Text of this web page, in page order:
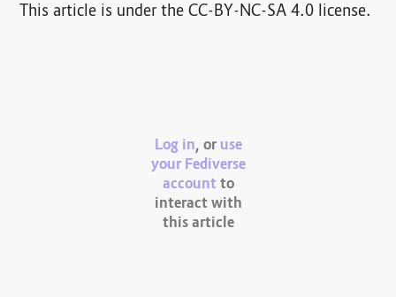
This article is under the CC-BY-NC-SA 4.0 license.
Log in, or use
your Fediverse
account to
interact with
this article